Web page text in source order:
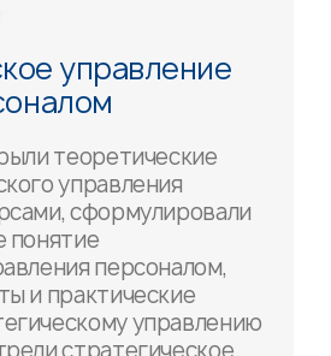
управление
теоретические
управления
сформулировали
понятие
персоналом,
и практические
управлению